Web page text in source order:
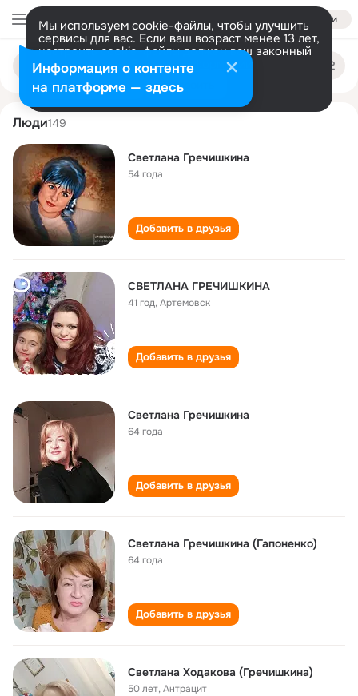
Войти
Мы используем cookie-файлы, чтобы улучшить
сервисы для вас. Если ваш возраст менее 13 лет,
настроить cookie-файлы должен ваш законный
представитель. Больше информации
Разрешить все Настроить
Поиск
людям
svetlana grechishkina
Люди149
Светлана Гречишкина
54 года
Добавить в друзья
СВЕТЛАНА ГРЕЧИШКИНА
41 год,Артемовск
Добавить в друзья
Светлана Гречишкина
64 года
Добавить в друзья
Светлана Гречишкина (Гапоненко)
64 года
Добавить в друзья
Светлана Ходакова (Гречишкина)
50 лет,Антрацит
Информация о контенте
на платформе — здесь